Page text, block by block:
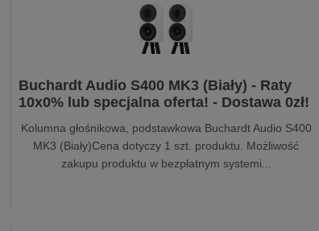
Buchardt Audio S400 MK3 (Biały) - Raty
10x0% lub specjalna oferta! - Dostawa 0zł!
Kolumna głośnikowa, podstawkowa Buchardt Audio S400
MK3 (Biały)Cena dotyczy 1 szt. produktu. Możliwość
zakupu produktu w bezpłatnym systemi...